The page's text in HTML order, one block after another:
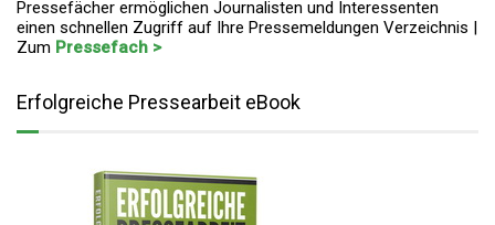
Pressefächer ermöglichen Journalisten und Interessenten
einen schnellen Zugriff auf Ihre Pressemeldungen Verzeichnis |
Zum Pressefach >
Erfolgreiche Pressearbeit eBook